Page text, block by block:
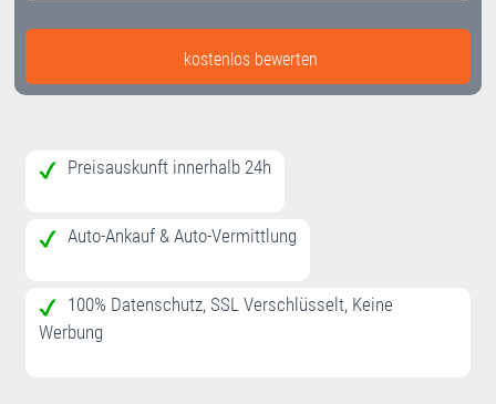
kostenlos bewerten
Preisauskunft innerhalb 24h
Auto-Ankauf & Auto-Vermittlung
100% Datenschutz, SSL Verschlüsselt, Keine
Werbung